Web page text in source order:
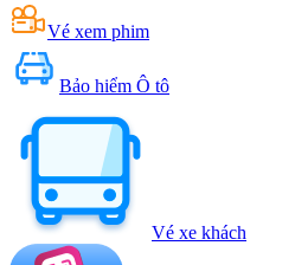
Vé xem phim
Bảo hiểm Ô tô
Vé xe khách